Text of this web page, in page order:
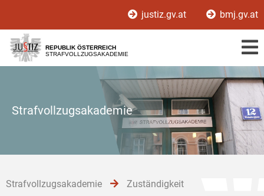
[1]
[2]
[3]
justiz.gv.at bmj.gv.at
REPUBLIK ÖSTERREICH
STRAFVOLLZUGSAKADEMIE
Strafvollzugsakademie
Strafvollzugsakademie Zuständigkeit